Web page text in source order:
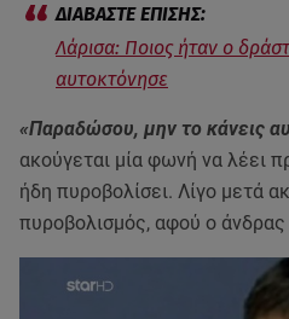
Λάρισα: Ποιος ήταν ο
αυτοκτόνησε
«Παραδώσου, μην το κάνεις
ακούγεται μία φωνή να λέει
ήδη πυροβολίσει. Λίγο μετά
πυροβολισμός, αφού ο άνδρας